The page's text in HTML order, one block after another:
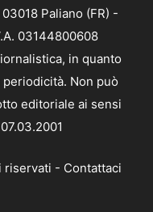
Paliano (FR) -
03144800608
in quanto
Non può
editoriale ai sensi
riservati - Contattaci